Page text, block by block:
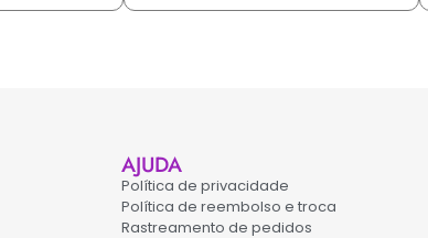
AJUDA
Política de privacidade
Política de reembolso e troca
Rastreamento de pedidos